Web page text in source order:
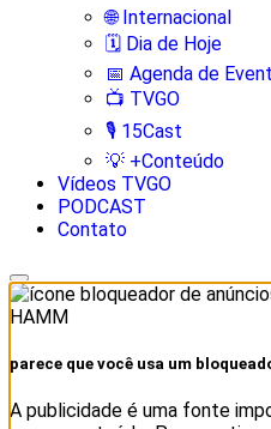
🌐 Internacional
🗓️ Dia de Hoje
📅 Agenda de
📺 TVGO
🎙️ 15Cast
💡 +Conteúdo
Vídeos TVGO
PODCAST
Contato
HAMM
parece que você usa um
A publicidade é uma fonte